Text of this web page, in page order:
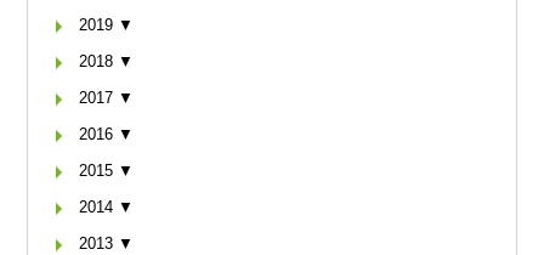
2019 ▼
2018 ▼
2017 ▼
2016 ▼
2015 ▼
2014 ▼
2013 ▼